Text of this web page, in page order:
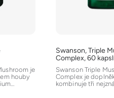
je
houby
Swanson, Triple
Complex, 60
Swanson Triple
Complex je
kombinuje tři